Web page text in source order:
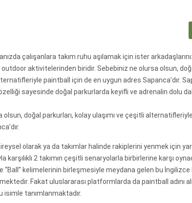
çalışanlara takım ruhu aşılamak için ister
aktivitelerinden biridir. Sebebiniz ne olursa olsun,
paintball için de en uygun adres Sapanca’dır.
sayesinde doğal parkurlarda keyifli ve adrenalin dolu
olsun, doğal parkurları, kolay ulaşımı ve çeşitli
olarak ya da takımlar halinde rakiplerini yenmek için
karşılıklı 2 takımın çeşitli senaryolarla birbirlerine karşı
“Ball’’ kelimelerinin birleşmesiyle meydana gelen bu
Fakat uluslararası platformlarda da paintball adını
isimle tanımlanmaktadır.